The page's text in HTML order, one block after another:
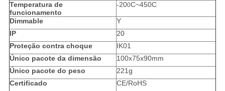
Temperatura de
funcionamento
-200C~450C
Dimmable
Y
IP
20
Proteção contra choque
IK01
Único pacote da dimensão
100x75x90mm
Único pacote do peso
221g
Certificado
CE/RoHS